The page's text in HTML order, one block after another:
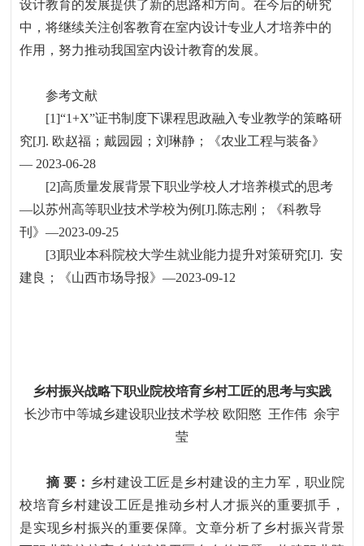
设计教育的发展提供了新的思路和方向。在今后的研究
中，将继续关注创客教育在室内设计专业人才培养中的
作用，努力推动我国室内设计教育的发展。
参考文献
[1]“1+X”证书制度下课程思政融入专业教学的策略研
究[J]. 欧赵福；戴园园；刘琳静；《农业工程与装备》
— 2023-06-28
[2]高质量发展背景下职业学校人才培养模式的思考
—以苏州高等职业技术学校为例 [J].陈志刚；《科教导
刊》—2023-09-25
[3]职业本科院校大学生就业能力提升对策研究[J].安
建良；《山西市场导报》—2023-09-12
乡村振兴战略下职业院校培育乡村工匠的思考与实践
长沙市中等城乡建设职业技术学校 欧阳愍 王作伟 余宇
莹
摘 要： 乡村建设工匠是乡村建设的主力军，职业院
校培育乡村建设工匠是推动乡村人才振兴的重要抓手，
是实现乡村振兴的重要保障。文章分析了乡村振兴背景